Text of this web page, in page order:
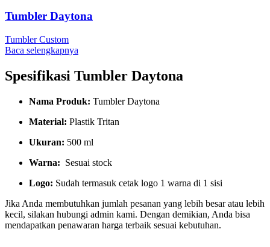
Tumbler Daytona
Tumbler Custom
Baca selengkapnya
Spesifikasi Tumbler Daytona
Nama Produk: Tumbler Daytona
Material: Plastik Tritan
Ukuran: 500 ml
Warna: Sesuai stock
Logo: Sudah termasuk cetak logo 1 warna di 1 sisi
Jika Anda membutuhkan jumlah pesanan yang lebih besar atau lebih
kecil, silakan hubungi admin kami. Dengan demikian, Anda bisa
mendapatkan penawaran harga terbaik sesuai kebutuhan.